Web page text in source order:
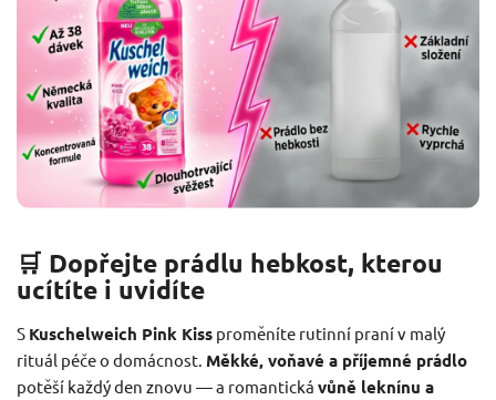
🛒 Dopřejte prádlu hebkost, kterou
ucítíte i uvidíte
S Kuschelweich Pink Kiss proměníte rutinní praní v malý
rituál péče o domácnost. Měkké, voňavé a příjemné prádlo
potěší každý den znovu — a romantická vůně leknínu a